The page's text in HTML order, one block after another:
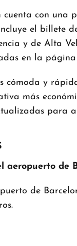
con una
el billete
y de Alta
en la
cómoda y
más
para
aeropuerto de
de